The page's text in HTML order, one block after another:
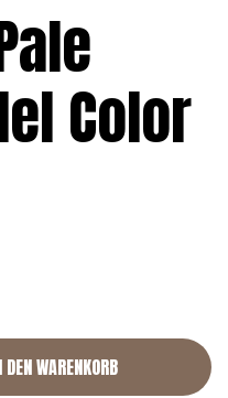
Color
DEN WARENKORB